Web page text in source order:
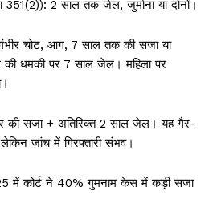
351(2)): 2 साल तक जेल, जुर्माना या दोनों।
चोट, आग, 7 साल तक की सजा या
की धमकी पर 7 साल जेल। महिला पर
सजा + अतिरिक्त 2 साल जेल। यह गैर-
जांच में गिरफ्तारी संभव।
में कोर्ट ने 40% गुमनाम केस में कड़ी सजा